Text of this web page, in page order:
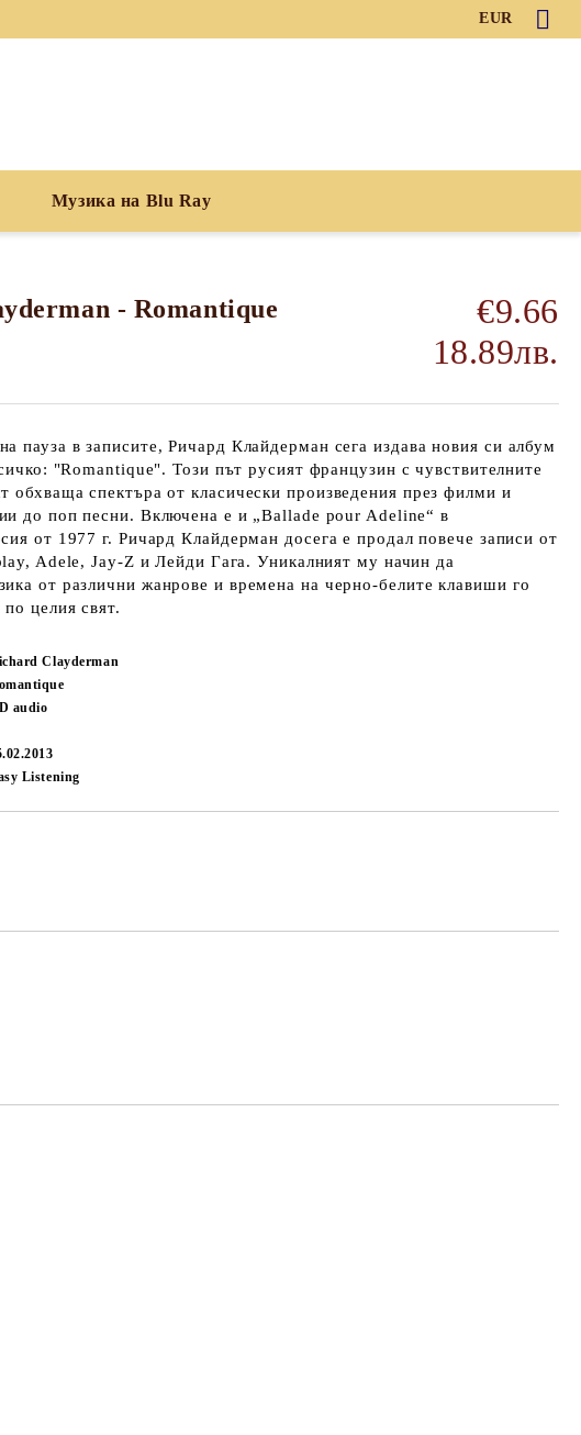
EUR
Музика на Blu Ray
- Romantique
€9.66
18.89лв.
пауза в записите, Ричард Клайдерман сега издава новия си албум
"Romantique". Този път русият французин с чувствителните
обхваща спектъра от класически произведения през филми и
до поп песни. Включена е и „Ballade pour Adeline“ в
от 1977 г. Ричард Клайдерман досега е продал повече записи от
Adele, Jay-Z и Лейди Гага. Уникалният му начин да
от различни жанрове и времена на черно-белите клавиши го
целия свят.
Clayderman
audio
Listening